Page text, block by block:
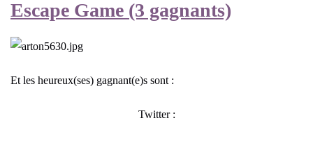
Escape Game (3 gagnants)
Et les heureux(ses) gagnant(e)s sont :
Twitter :